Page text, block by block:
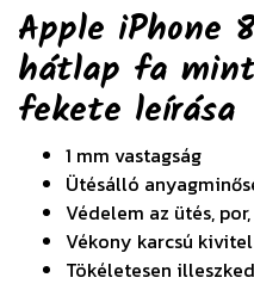
Apple iPhone
hátlap fa
fekete leírása
1 mm vastagság
Ütésálló
Védelem az ütés,
Vékony karcsú kivitel
Tökéletesen